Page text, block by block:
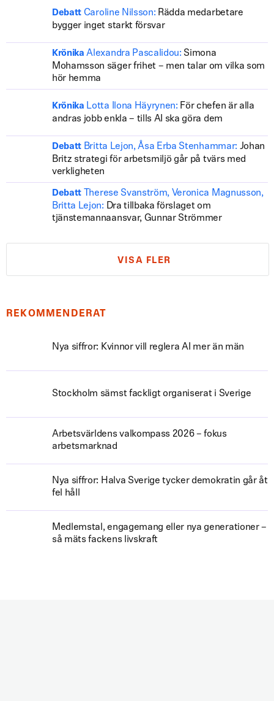
Debatt Caroline Nilsson: Rädda medarbetare
bygger inget starkt försvar
Krönika Alexandra Pascalidou: Simona
Mohamsson säger frihet – men talar om vilka som
hör hemma
Krönika Lotta Ilona Häyrynen: För chefen är alla
andras jobb enkla – tills AI ska göra dem
Debatt Britta Lejon, Åsa Erba Stenhammar: Johan
Britz strategi för arbetsmiljö går på tvärs med
verkligheten
Debatt
Therese Svanström, Veronica Magnusson,
Britta Lejon: Dra tillbaka förslaget om
tjänstemannaansvar, Gunnar Strömmer
VISA FLER
REKOMMENDERAT
Nya siffror: Kvinnor vill reglera AI mer än män
Stockholm sämst fackligt organiserat i Sverige
Arbetsvärldens valkompass 2026 – fokus
arbetsmarknad
Nya siffror: Halva Sverige tycker demokratin går åt
fel håll
Medlemstal, engagemang eller nya generationer –
så mäts fackens livskraft